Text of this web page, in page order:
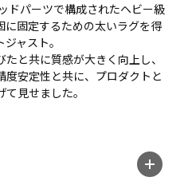
ドパーツで構成されたヘビー級
に固定するための太いラグを得
ャスト。
と共に質感が大きく向上し、
安定性と共に、プロダクトと
見せました。